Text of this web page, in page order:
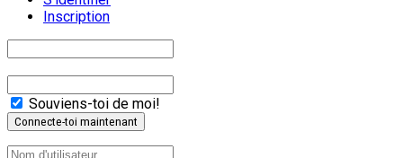
Inscription
Souviens-toi de moi!